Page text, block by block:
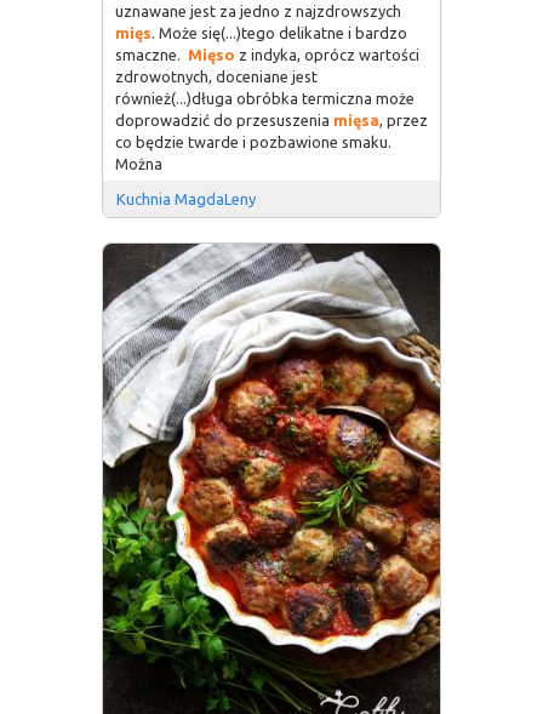
uznawane jest za jedno z najzdrowszych
mięs. Może się(...)tego delikatne i bardzo
smaczne. Mięso z indyka, oprócz wartości
zdrowotnych, doceniane jest
również(...)długa obróbka termiczna może
doprowadzić do przesuszenia mięsa, przez
co będzie twarde i pozbawione smaku.
Można
Kuchnia MagdaLeny